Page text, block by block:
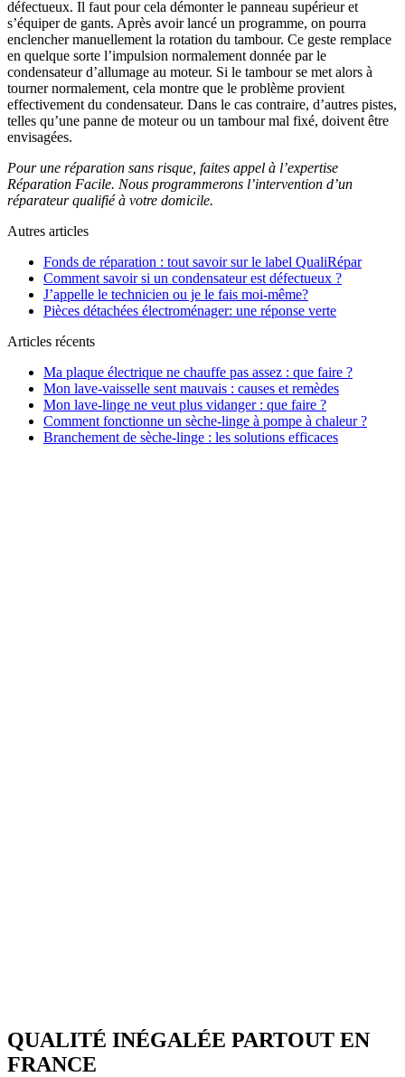
défectueux. Il faut pour cela démonter le panneau supérieur et
s’équiper de gants. Après avoir lancé un programme, on pourra
enclencher manuellement la rotation du tambour. Ce geste remplace
en quelque sorte l’impulsion normalement donnée par le
condensateur d’allumage au moteur. Si le tambour se met alors à
tourner normalement, cela montre que le problème provient
effectivement du condensateur. Dans le cas contraire, d’autres pistes,
telles qu’une panne de moteur ou un tambour mal fixé, doivent être
envisagées.
Pour une réparation sans risque, faites appel à l’expertise
Réparation Facile. Nous programmerons l’intervention d’un
réparateur qualifié à votre domicile.
Autres articles
Fonds de réparation : tout savoir sur le label QualiRépar
Comment savoir si un condensateur est défectueux ?
J’appelle le technicien ou je le fais moi-même?
Pièces détachées électroménager: une réponse verte
Articles récents
Ma plaque électrique ne chauffe pas assez : que faire ?
Mon lave-vaisselle sent mauvais : causes et remèdes
Mon lave-linge ne veut plus vidanger : que faire ?
Comment fonctionne un sèche-linge à pompe à chaleur ?
Branchement de sèche-linge : les solutions efficaces
QUALITÉ INÉGALÉE PARTOUT EN
FRANCE